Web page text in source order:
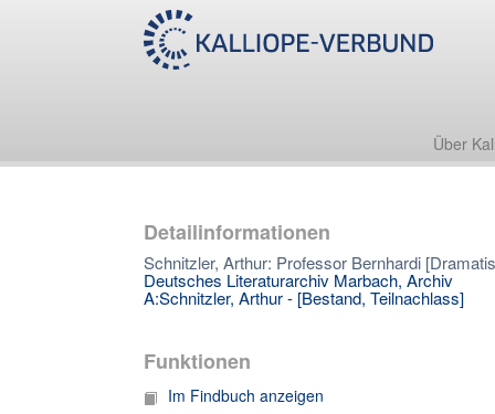
Über
Detailinformationen
Schnitzler, Arthur: Professor Bernhardi
Deutsches Literaturarchiv Marbach, Archiv
A:Schnitzler, Arthur - [Bestand, Teilnachlass]
Funktionen
Im Findbuch anzeigen